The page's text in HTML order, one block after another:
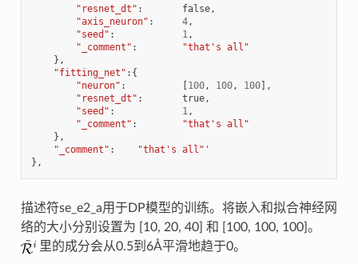
"resnet_dt" : false,
"axis_neuron" : 4,
"seed" : 1,
"_comment" :
"that's all"
},
"fitting_net" :{
"neuron" : [100, 100, 100],
"resnet_dt" : true,
"seed" : 1,
"_comment" :
"that's all"
},
"_comment" : "that's all" '
},
描述符se_e2_a用于DP模型的训练。将嵌入和拟合神经网
络的大小分别设置为 [10, 20, 40] 和 [100, 100, 100]。
里的成分会从0.5到6Å平滑地趋于0。